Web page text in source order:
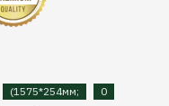
(1575*254мм;
0